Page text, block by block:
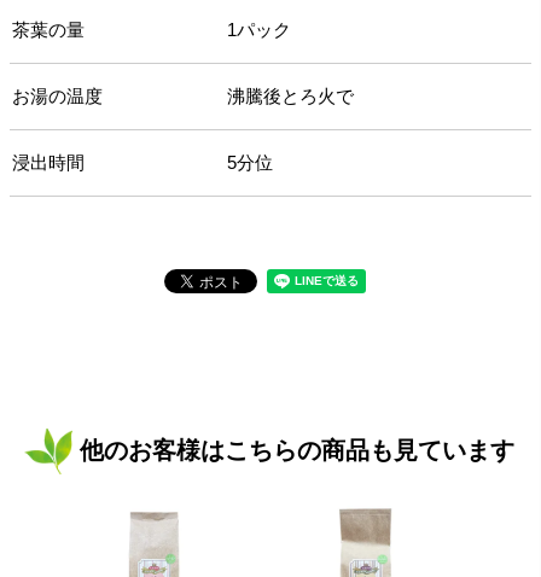
茶葉の量 1パック
お湯の温度 沸騰後とろ火で
浸出時間 5分位
他のお客様はこちらの商品も見ています